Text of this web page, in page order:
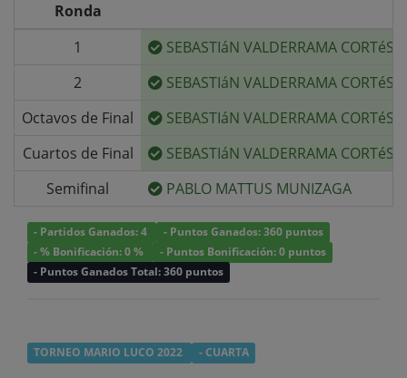
Ronda
1
SEBASTIáN VALDERRAMA CORTéS
2
SEBASTIáN VALDERRAMA CORTéS
Octavos de Final
SEBASTIáN VALDERRAMA CORTéS
Cuartos de Final
SEBASTIáN VALDERRAMA CORTéS
Semifinal
PABLO MATTUS MUNIZAGA
- Partidos Ganados: 4
- Puntos Ganados: 360 puntos
- % Bonificación: 0 %
- Puntos Bonificación: 0 puntos
- Puntos Ganados Total: 360 puntos
TORNEO MARIO LUCO 2022 - CUARTA